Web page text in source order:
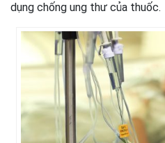
dụng chống ung thư của thuốc.